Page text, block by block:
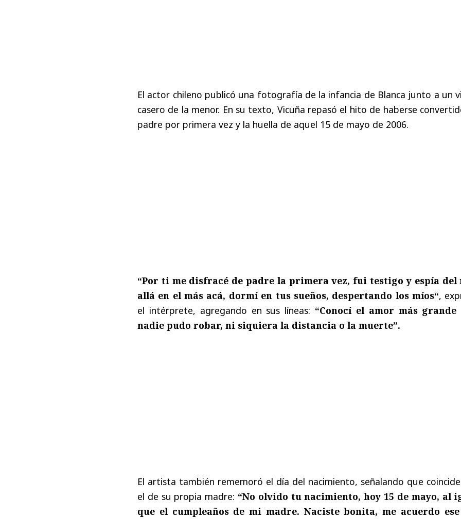
El actor chileno publicó una fotografía de la infancia de Blanca junto a un
casero de la menor. En su texto, Vicuña repasó el hito de haberse
padre por primera vez y la huella de aquel 15 de mayo de 2006.
“Por ti me disfracé de padre la primera vez, fui testigo y espía del
allá en el más acá, dormí en tus sueños, despertando los míos“,
el intérprete, agregando en sus líneas: “Conocí el amor más grande
nadie pudo robar, ni siquiera la distancia o la muerte”.
El artista también rememoró el día del nacimiento, señalando que
el de su propia madre: “No olvido tu nacimiento, hoy 15 de mayo, al
que el cumpleaños de mi madre. Naciste bonita, me acuerdo